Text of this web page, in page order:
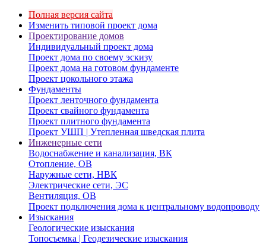
Полная версия сайта
Изменить типовой проект дома
Проектирование домов
Индивидуальный проект дома
Проект дома по своему эскизу
Проект дома на готовом фундаменте
Проект цокольного этажа
Фундаменты
Проект ленточного фундамента
Проект свайного фундамента
Проект плитного фундамента
Проект УШП | Утепленная шведская плита
Инженерные сети
Водоснабжение и канализация, ВК
Отопление, ОВ
Наружные сети, НВК
Электрические сети, ЭС
Вентиляция, ОВ
Проект подключения дома к центральному водопроводу
Изыскания
Геологические изыскания
Топосъемка | Геодезические изыскания